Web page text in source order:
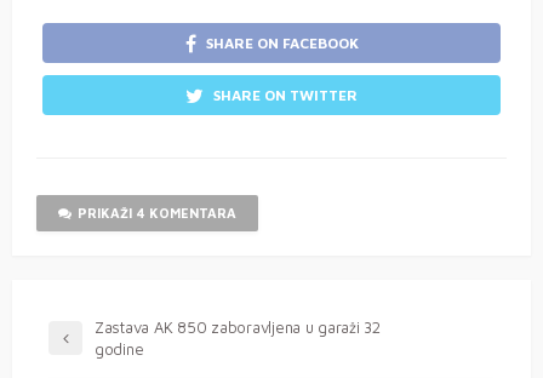
SHARE ON FACEBOOK
SHARE ON TWITTER
PRIKAŽI 4 KOMENTARA
Zastava AK 850 zaboravljena u garaži 32
godine